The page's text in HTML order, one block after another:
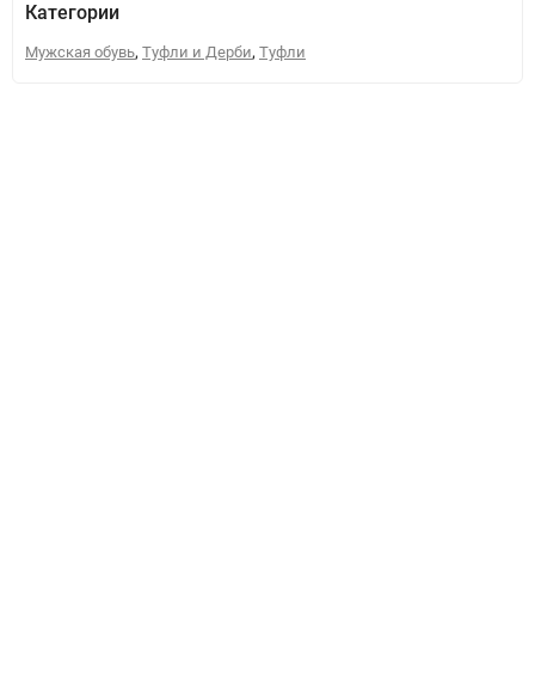
Категории
Мужская обувь, Туфли и Дерби, Туфли